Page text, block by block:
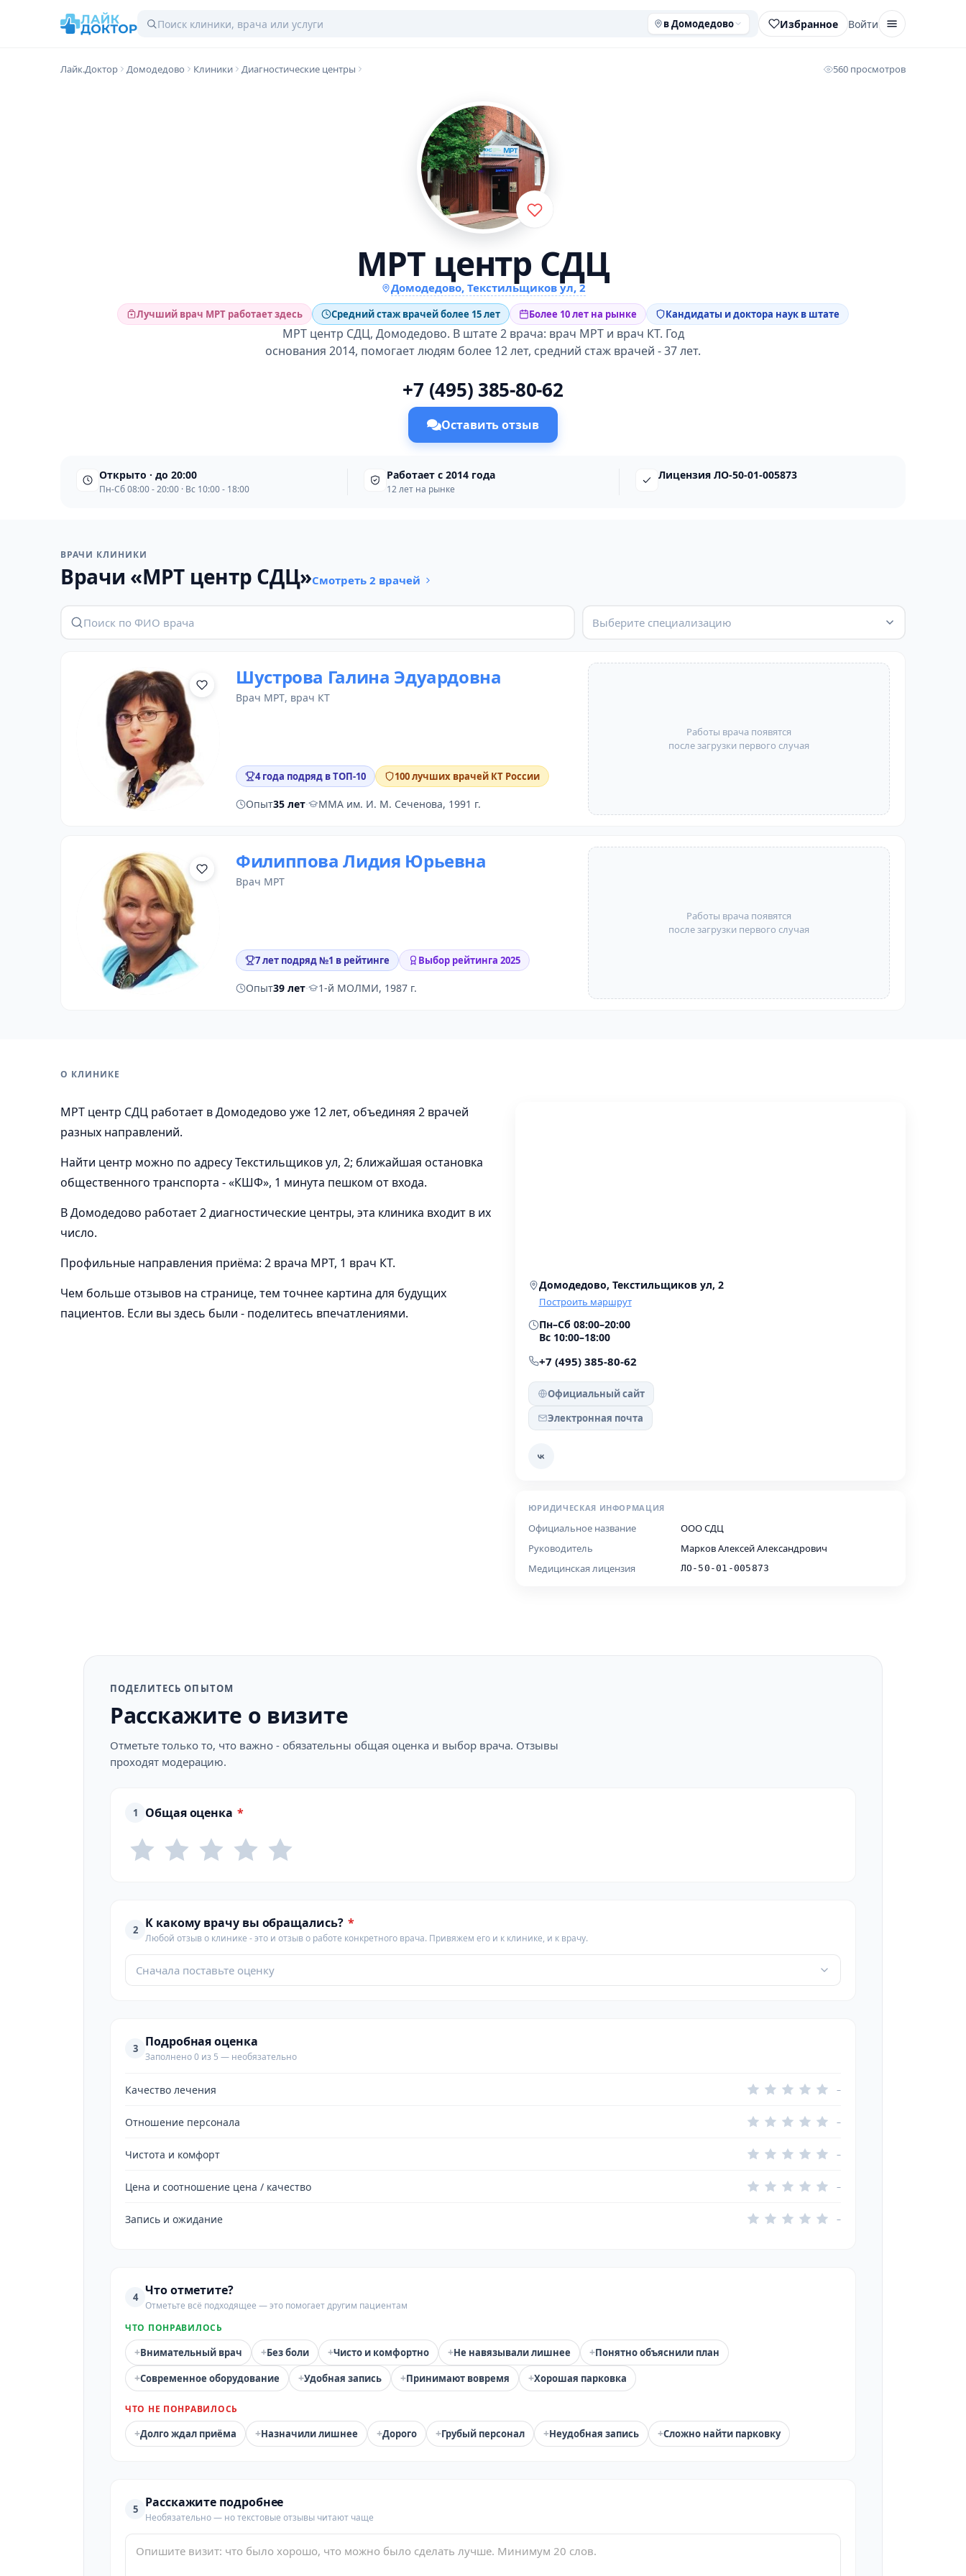
в Домодедово Избранное Войти
Лайк.Доктор Домодедово Клиники Диагностические центры 560 просмотров
МРТ центр СДЦ
Домодедово, Текстильщиков ул, 2
Лучший врач МРТ работает здесь Средний стаж врачей более 15 лет Более 10 лет на рынке Кандидаты и доктора наук в штате
МРТ центр СДЦ, Домодедово. В штате 2 врача: врач МРТ и врач КТ. Год
основания 2014, помогает людям более 12 лет, средний стаж врачей - 37 лет.
+7 (495) 385-80-62
Оставить отзыв
Открыто · до 20:00
Пн-Сб 08:00 - 20:00 · Вс 10:00 - 18:00
Работает с 2014 года
12 лет на рынке
Лицензия ЛО-50-01-005873
ВРАЧИ КЛИНИКИ
Врачи «МРТ центр СДЦ»Смотреть 2 врачей
Выберите специализацию
Шустрова Галина Эдуардовна
врач МРТ, врач КТ
4 года подряд в ТОП-10 100 лучших врачей КТ России
Опыт35 лет· ММА им. И. М. Сеченова, 1991 г.
Работы врача появятся
после загрузки первого случая
Филиппова Лидия Юрьевна
врач МРТ
7 лет подряд №1 в рейтинге Выбор рейтинга 2025
Опыт39 лет· 1-й МОЛМИ, 1987 г.
Работы врача появятся
после загрузки первого случая
О КЛИНИКЕ
МРТ центр СДЦ работает в Домодедово уже 12 лет, объединяя 2 врачей
разных направлений.
Найти центр можно по адресу Текстильщиков ул, 2; ближайшая остановка
общественного транспорта - «КШФ», 1 минута пешком от входа.
В Домодедово работает 2 диагностические центры, эта клиника входит в их
число.
Профильные направления приёма: 2 врача МРТ, 1 врач КТ.
Чем больше отзывов на странице, тем точнее картина для будущих
пациентов. Если вы здесь были - поделитесь впечатлениями.
Домодедово, Текстильщиков ул, 2
Построить маршрут
Пн–Сб 08:00–20:00
Вс 10:00–18:00
+7 (495) 385-80-62
Официальный сайт
Электронная почта
ЮРИДИЧЕСКАЯ ИНФОРМАЦИЯ
Официальное название
ООО СДЦ
Руководитель
Марков Алексей Александрович
Медицинская лицензия
ЛО-50-01-005873
ПОДЕЛИТЕСЬ ОПЫТОМ
Расскажите о визите
Отметьте только то, что важно - обязательны общая оценка и выбор врача. Отзывы
проходят модерацию.
1 Общая оценка *
2 К какому врачу вы обращались? *
Любой отзыв о клинике - это и отзыв о работе конкретного врача. Привяжем его и к клинике, и к врачу.
Сначала поставьте оценку
3 Подробная оценка
Заполнено 0 из 5 — необязательно
Качество лечения –
Отношение персонала –
Чистота и комфорт –
Цена и соотношение цена / качество –
Запись и ожидание –
4 Что отметите?
Отметьте всё подходящее — это помогает другим пациентам
ЧТО ПОНРАВИЛОСЬ
+Внимательный врач +Без боли +Чисто и комфортно +Не навязывали лишнее +Понятно объяснили план
+Современное оборудование +Удобная запись +Принимают вовремя +Хорошая парковка
ЧТО НЕ ПОНРАВИЛОСЬ
+Долго ждал приёма +Назначили лишнее +Дорого +Грубый персонал +Неудобная запись +Сложно найти парковку
5 Расскажите подробнее
Необязательно — но текстовые отзывы читают чаще